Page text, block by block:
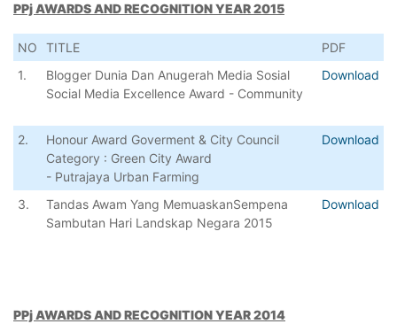
PPj AWARDS AND RECOGNITION YEAR 2015
NO TITLE
PDF
1.
Blogger Dunia Dan Anugerah Media Sosial
Social Media Excellence Award - Community
Download
2.
Honour Award Goverment & City Council
Category : Green City Award
- Putrajaya Urban Farming
Download
3.
Tandas Awam Yang MemuaskanSempena
Sambutan Hari Landskap Negara 2015
Download
PPj AWARDS AND RECOGNITION YEAR 2014